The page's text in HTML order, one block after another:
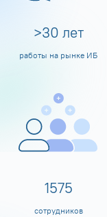
>30 лет
работы на рынке ИБ
1600
сотрудников